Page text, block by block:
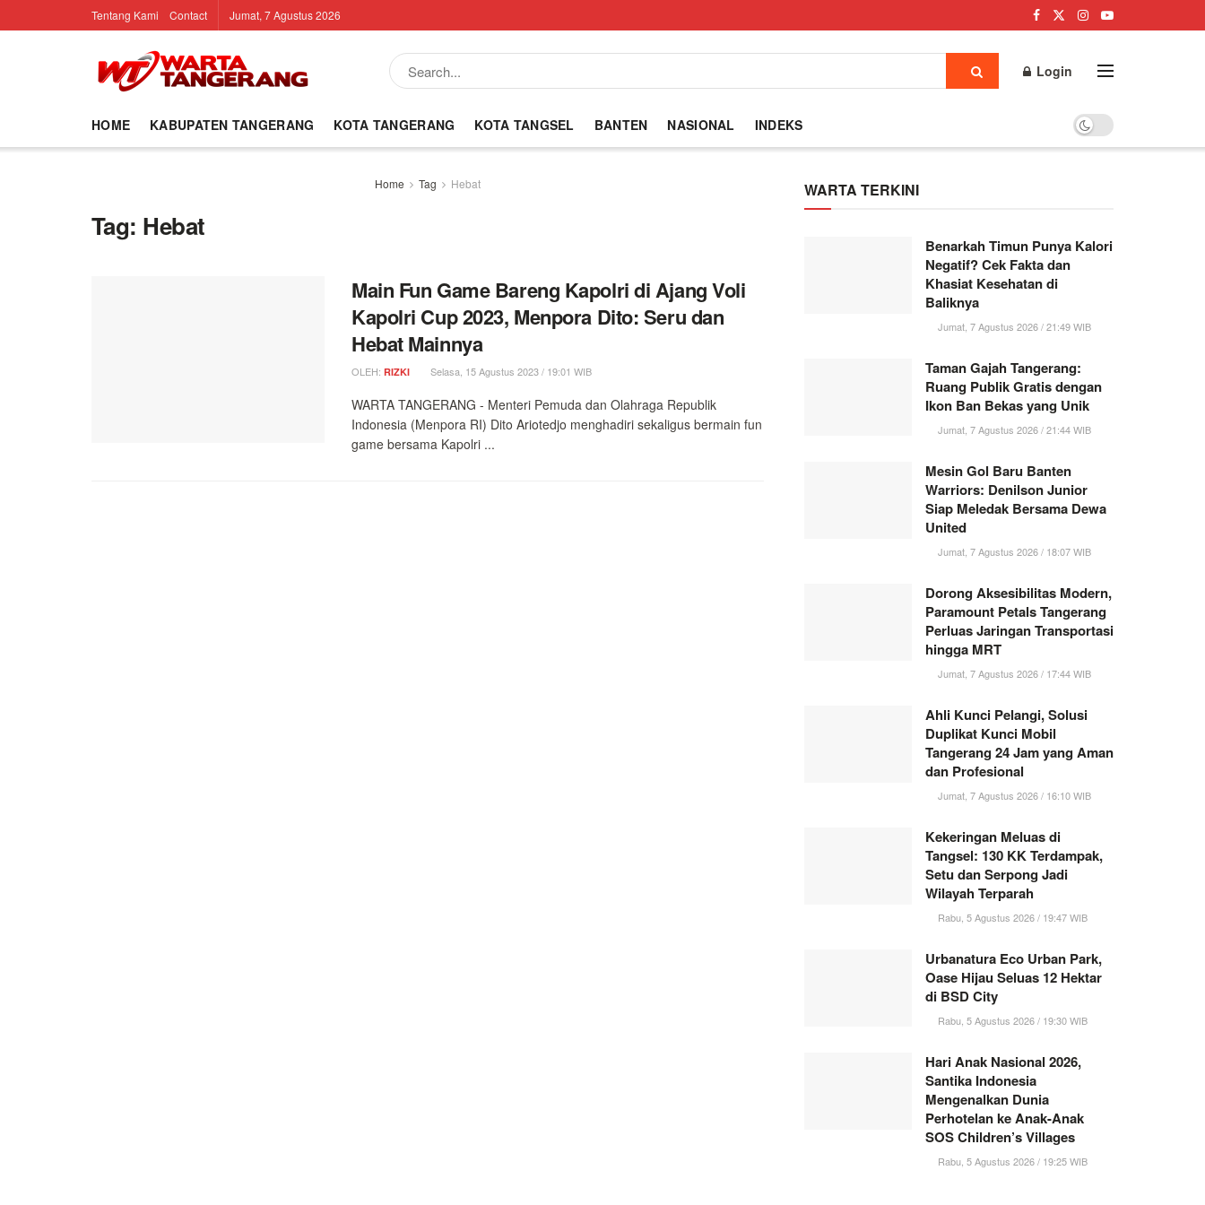
Tentang Kami Contact Jumat, 7 Agustus 2026
Login
HOME KABUPATEN TANGERANG KOTA TANGERANG KOTA TANGSEL BANTEN NASIONAL INDEKS
Home Tag Hebat
Tag: Hebat
Main Fun Game Bareng Kapolri di Ajang Voli
Kapolri Cup 2023, Menpora Dito: Seru dan
Hebat Mainnya
OLEH: RIZKI Selasa, 15 Agustus 2023 / 19:01 WIB
WARTA TANGERANG - Menteri Pemuda dan Olahraga Republik
Indonesia (Menpora RI) Dito Ariotedjo menghadiri sekaligus bermain fun
game bersama Kapolri ...
WARTA TERKINI
Benarkah Timun Punya Kalori
Negatif? Cek Fakta dan
Khasiat Kesehatan di
Baliknya
Jumat, 7 Agustus 2026 / 21:49 WIB
Taman Gajah Tangerang:
Ruang Publik Gratis dengan
Ikon Ban Bekas yang Unik
Jumat, 7 Agustus 2026 / 21:44 WIB
Mesin Gol Baru Banten
Warriors: Denilson Junior
Siap Meledak Bersama Dewa
United
Jumat, 7 Agustus 2026 / 18:07 WIB
Dorong Aksesibilitas Modern,
Paramount Petals Tangerang
Perluas Jaringan Transportasi
hingga MRT
Jumat, 7 Agustus 2026 / 17:44 WIB
Ahli Kunci Pelangi, Solusi
Duplikat Kunci Mobil
Tangerang 24 Jam yang Aman
dan Profesional
Jumat, 7 Agustus 2026 / 16:10 WIB
Kekeringan Meluas di
Tangsel: 130 KK Terdampak,
Setu dan Serpong Jadi
Wilayah Terparah
Rabu, 5 Agustus 2026 / 19:47 WIB
Urbanatura Eco Urban Park,
Oase Hijau Seluas 12 Hektar
di BSD City
Rabu, 5 Agustus 2026 / 19:30 WIB
Hari Anak Nasional 2026,
Santika Indonesia
Mengenalkan Dunia
Perhotelan ke Anak-Anak
SOS Children’s Villages
Rabu, 5 Agustus 2026 / 19:25 WIB